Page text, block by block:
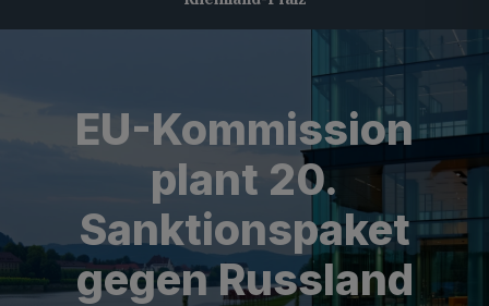
EU-Kommission
plant 20.
Sanktionspaket
gegen Russland